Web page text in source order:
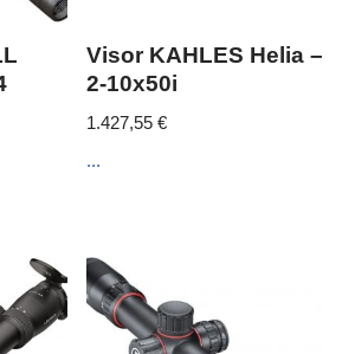
Visor KAHLES Helia –
2-10x50i
1.427,55€
...